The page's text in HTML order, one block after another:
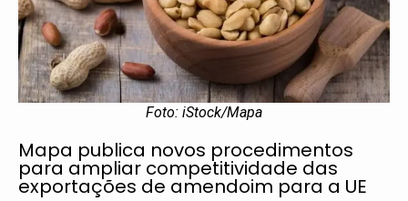
Foto: iStock/Mapa
Mapa publica novos procedimentos
para ampliar competitividade das
exportações de amendoim para a UE